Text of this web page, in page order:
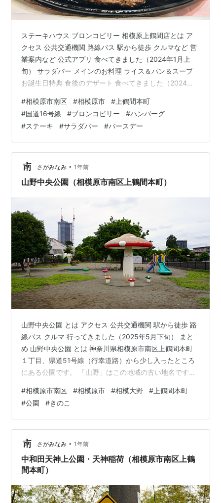
ステーキハウス ブロンコビリー 相模原上鶴間店とは ア
クセス 公共交通機関 路線バス 駅から徒歩 クルマなど 営
業案内など 公式アプリ 食べてきました（2024年1月上
旬） サラダバー メインのお料理 ライス＆パン＆スープ
お誕生日特典 食後のデザート 食べてきました（2024年6
ました（2025年1月上旬） 食べてきました（2025年4月
中旬） 食べてきました（2025年11月中旬） まとめ ステ
ーキハウス ブロンコビリー 相模原上鶴間店とは 神奈川
県相模原市南区上鶴間本町九丁目の国道16号線沿いで営
業している、美味しくてお腹いっぱい…
#相模原市南区 #相模原市 # 上鶴間本町
#国道16号線 #ブロンコビリー #ハンバーグ
#ステーキ #サラダバー #バースデー
さがみなみ • 1年前
山野中央公園（相模原市南区上鶴間本町）
山野中央公園 とは アクセス 公共交通機関 駅から徒歩 路
線バス クルマ 行ってきました（2025年5月下旬） まと
め 山野中央公園 とは 神奈川県相模原市南区上鶴間本町
１丁目、県道51号線（行幸道路）から少し入ったところ
にある公園です。 「山野」はこの地域の古い地名です。
のように「今昔マップ」さんをお借りします。 右図の現
在の地形図に山野中央公園を赤く塗ってみました。 左図
の大正時代の地図にコピーしたところ、「山野」の文字
に重なるような位置になりました。 これはまさに「山野
中央」！ 左図のマゼンタのラインは現在の国道16号線で
す（だいたい…
#相模原市南区 #相模原市 #相模大野 # 上鶴間本町
#公園 #きのこ
さがみなみ • 1年前
中和田天神上公園・天神稲荷（相模原市南区上鶴
間本町）